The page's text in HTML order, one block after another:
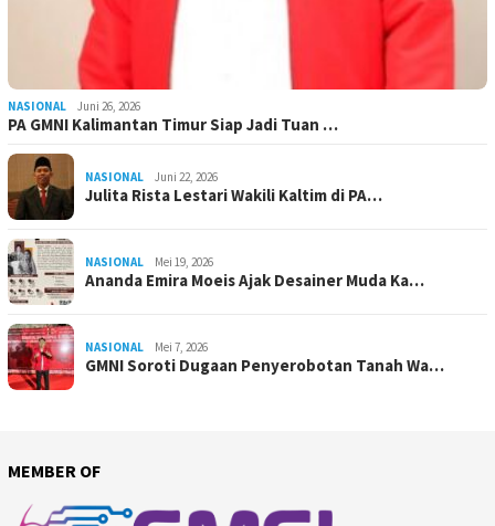
NASIONAL Juni 26, 2026
PA GMNI Kalimantan Timur Siap Jadi Tuan …
NASIONAL Juni 22, 2026
Julita Rista Lestari Wakili Kaltim di PA…
NASIONAL Mei 19, 2026
Ananda Emira Moeis Ajak Desainer Muda Ka…
NASIONAL Mei 7, 2026
GMNI Soroti Dugaan Penyerobotan Tanah Wa…
MEMBER OF